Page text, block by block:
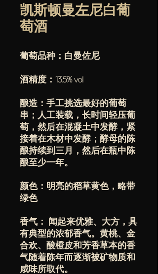
凯斯顿曼左尼白葡
萄酒
葡萄品种：白曼佐尼
酒精度：13.5% vol
酿造：手工挑选最好的葡萄
串；人工装载，长时间轻压葡
萄，然后在混凝土中发酵，紧
接着在木材中发酵；酵母的陈
酿持续到三月，然后在瓶中陈
酿至少一年。
颜色：明亮的稻草黄色，略带
绿色
香气： 闻起来优雅、大方，具
有典型的浓郁香气。黄桃、金
合欢、酸橙皮和芳香草本的香
气随着陈年而逐渐被矿物质和
咸味所取代。